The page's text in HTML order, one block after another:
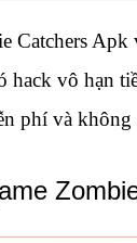
Catchers
hack vô hạn
phí và không